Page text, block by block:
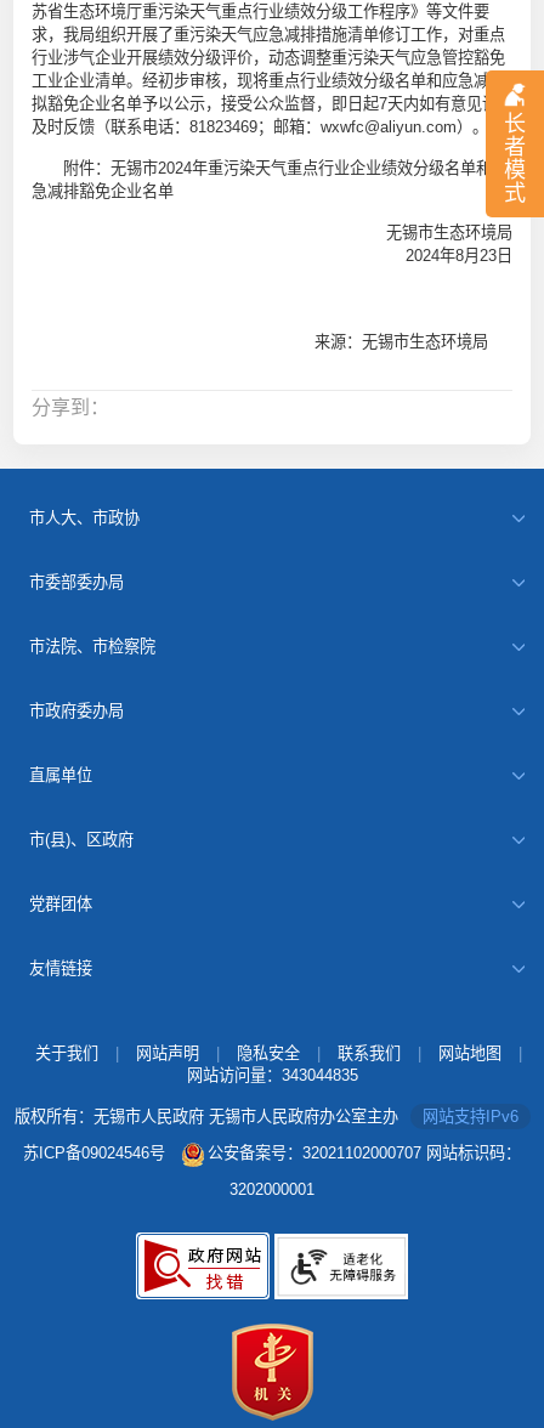
长
者
模
式
苏省生态环境厅重污染天气重点行业绩效分级工作程序》等文件要
求，我局组织开展了重污染天气应急减排措施清单修订工作，对重点
行业涉气企业开展绩效分级评价，动态调整重污染天气应急管控豁免
工业企业清单。经初步审核，现将重点行业绩效分级名单和应急减排
拟豁免企业名单予以公示，接受公众监督，即日起7天内如有意见请
及时反馈（联系电话：81823469；邮箱：wxwfc@aliyun.com）。
附件：无锡市2024年重污染天气重点行业企业绩效分级名单和应
急减排豁免企业名单
无锡市生态环境局
2024年8月23日
来源：无锡市生态环境局
分享到：
市人大、市政协
市委部委办局
市法院、市检察院
市政府委办局
直属单位
市(县)、区政府
党群团体
友情链接
关于我们 网站声明 隐私安全 联系我们 网站地图
网站访问量： 343044835
版权所有：无锡市人民政府 无锡市人民政府办公室主办
网站支持IPv6
苏ICP备09024546号
公安备案号：32021102000707 网站标识码：
3202000001